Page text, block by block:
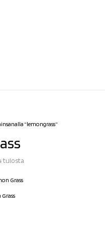
“lemongrass”
tulosta